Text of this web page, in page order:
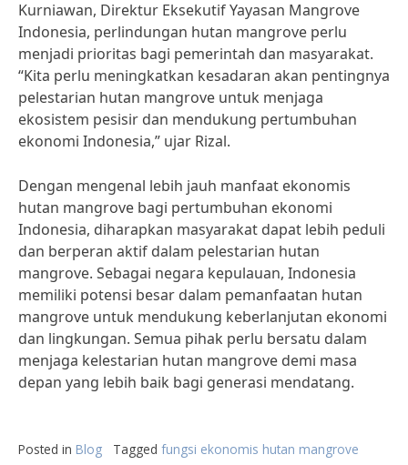
Kurniawan, Direktur Eksekutif Yayasan Mangrove
Indonesia, perlindungan hutan mangrove perlu
menjadi prioritas bagi pemerintah dan masyarakat.
“Kita perlu meningkatkan kesadaran akan pentingnya
pelestarian hutan mangrove untuk menjaga
ekosistem pesisir dan mendukung pertumbuhan
ekonomi Indonesia,” ujar Rizal.
Dengan mengenal lebih jauh manfaat ekonomis
hutan mangrove bagi pertumbuhan ekonomi
Indonesia, diharapkan masyarakat dapat lebih peduli
dan berperan aktif dalam pelestarian hutan
mangrove. Sebagai negara kepulauan, Indonesia
memiliki potensi besar dalam pemanfaatan hutan
mangrove untuk mendukung keberlanjutan ekonomi
dan lingkungan. Semua pihak perlu bersatu dalam
menjaga kelestarian hutan mangrove demi masa
depan yang lebih baik bagi generasi mendatang.
Posted in Blog Tagged fungsi ekonomis hutan mangrove